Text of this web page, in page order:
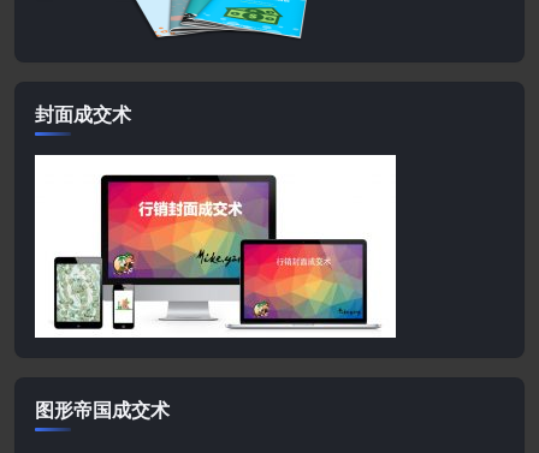
封面成交术
图形帝国成交术